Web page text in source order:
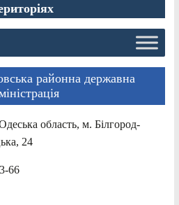
районна державна
область, м. Білгород-
24
66